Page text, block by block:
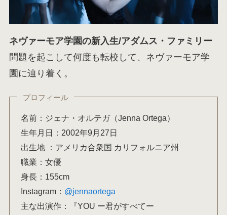
ネヴァーモア学園の新入生/アダムス・ファミリー
問題を起こして何度も転校して、ネヴァーモア学
園に辿り着く。
プロフィール
名前：ジェナ・オルテガ（Jenna Ortega）
生年月日：2002年9月27日
出生地 ：アメリカ合衆国 カリフォルニア州
職業：女優
身長：155cm
Instagram： @jennaortega
主な出演作：『YOU ー君がすべてー